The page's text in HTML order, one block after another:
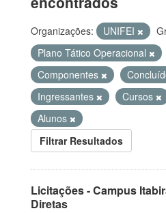
Organizações: UNIFEI
Plano Tático Operacional
Componentes
Ingressantes
Cursos
Alunos
Filtrar Resultados
Licitações - Campus
Diretas